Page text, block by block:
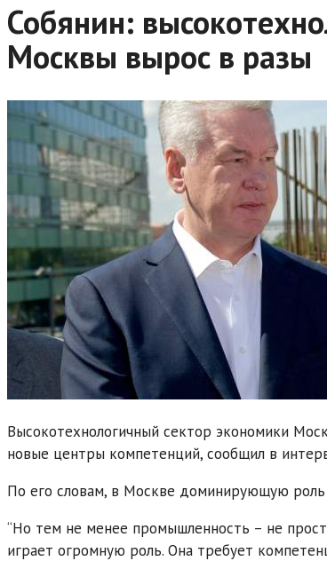
Собянин:
Москвы вырос в разы
Высокотехнологичный сектор экономики
новые центры компетенций, сообщил в
По его словам, в Москве доминирующую роль
“Но тем не менее промышленность – не
играет огромную роль. Она требует